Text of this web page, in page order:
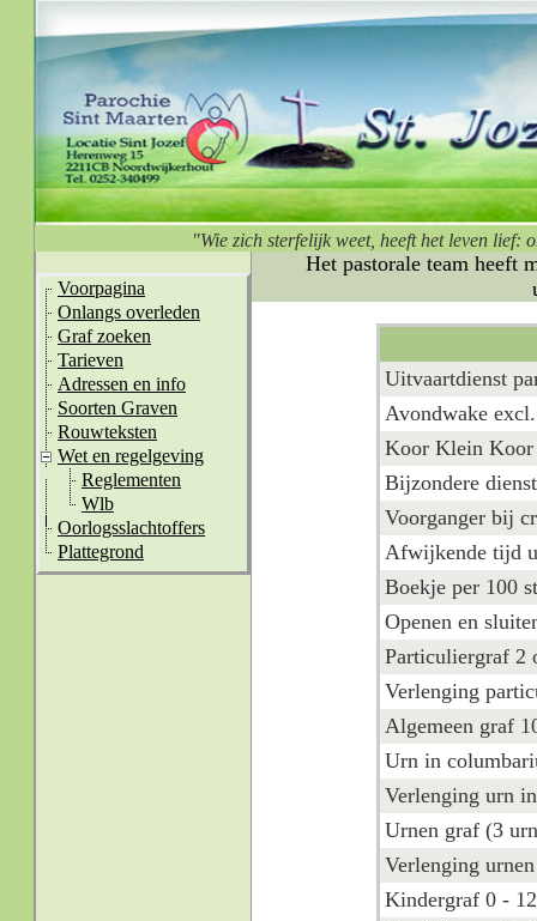
"Wie zich sterfelijk weet, heeft het leven
Voorpagina
Onlangs overleden
Graf zoeken
Tarieven
Adressen en info
Soorten Graven
Rouwteksten
Wet en regelgeving
Reglementen
Wlb
Oorlogsslachtoffers
Plattegrond
Het pastorale team heeft
Uitvaartdienst
Avondwake
Koor Klein Koor
Bijzondere
Voorganger bij
Afwijkende tijd
Boekje per 100
Openen en
Particuliergraf 2
Verlenging
Algemeen graf
Urn in
Verlenging urn
Urnen graf (3
Verlenging
Kindergraf 0 -